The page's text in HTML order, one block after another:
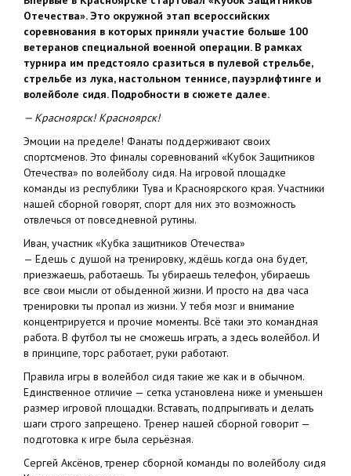
Отечества». Это окружной этап всероссийских
соревнования в которых приняли участие больше 100
ветеранов специальной военной операции. В рамках
турнира им предстояло сразиться в пулевой стрельбе,
стрельбе из лука, настольном теннисе, пауэрлифтинге и
волейболе сидя. Подробности в сюжете далее.
— Красноярск! Красноярск!
Эмоции на пределе! Фанаты поддерживают своих
спортсменов. Это финалы соревнований «Кубок Защитников
Отечества» по волейболу сидя. На игровой площадке
команды из республики Тува и Красноярского края. Участники
нашей сборной говорят, спорт для них это возможность
отвлечься от повседневной рутины.
Иван, участник «Кубка защитников Отечества»
— Едешь с душой на тренировку, ждёшь когда она будет,
приезжаешь, работаешь. Ты убираешь телефон, убираешь
все свои мысли от обыденной жизни. И просто на два часа
тренировки ты пропал из жизни. У тебя мозг и внимание
концентрируется и прочие моменты. Всё таки это командная
работа. В футбол ты не сможешь играть, а здесь волейбол. И
в принципе, торс работает, руки работают.
Правила игры в волейбол сидя такие же как и в обычном.
Единственное отличие — сетка установлена ниже и уменьшен
размер игровой площадки. Вставать, подпрыгивать и делать
шаги строго запрещено. Тренер нашей сборной говорит —
подготовка к игре была серьёзная.
Сергей Аксёнов, тренер сборной команды по волейболу сидя